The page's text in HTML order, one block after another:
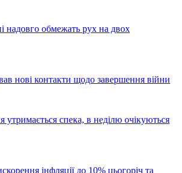
надовго обмежать рух на двох
нові контакти щодо завершення війни
утримається спека, в неділю очікуються
інфляції до 10% цьогоріч та